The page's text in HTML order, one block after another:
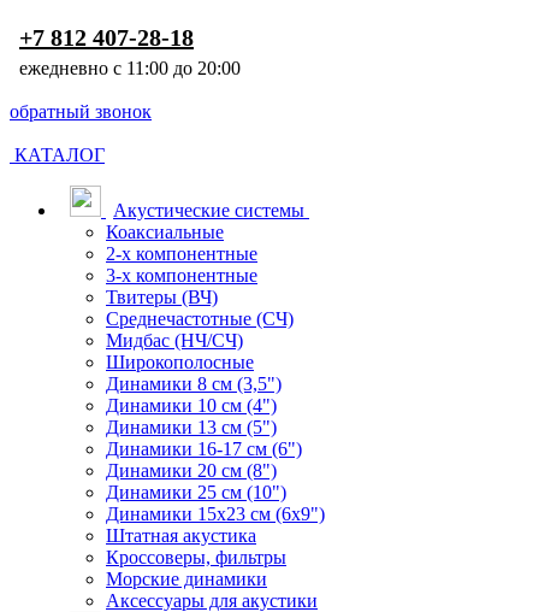
+7 812 407-28-18
ежедневно с 11:00 до 20:00
обратный звонок
КАТАЛОГ
Акустические системы
Коаксиальные
2-х компонентные
3-х компонентные
Твитеры (ВЧ)
Среднечастотные (СЧ)
Мидбас (НЧ/СЧ)
Широкополосные
Динамики 8 см (3,5")
Динамики 10 см (4")
Динамики 13 см (5")
Динамики 16-17 см (6")
Динамики 20 см (8")
Динамики 25 см (10")
Динамики 15х23 см (6х9")
Штатная акустика
Кроссоверы, фильтры
Морские динамики
Аксессуары для акустики